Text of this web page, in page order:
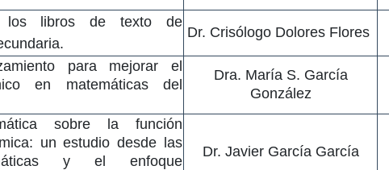
los libros de texto de
Dr. Crisólogo Dolores Flores
para mejorar el
en matemáticas del
Dra. María S. García
González
sobre la función
un estudio desde las
y el enfoque
Dr. Javier García García